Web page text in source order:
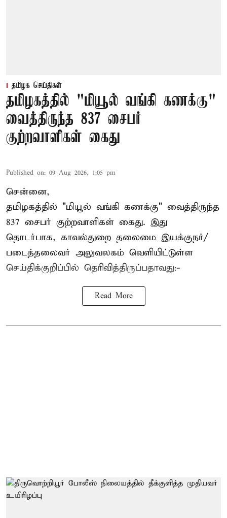
தமிழக செய்திகள்
தமிழகத்தில் "மியூல் வங்கி கணக்கு"
வைத்திருந்த 837 சைபர்
குற்றவாளிகள் கைது
Published on: 09 Aug 2026, 1:05 pm
சென்னை,
தமிழகத்தில் "மியூல் வங்கி கணக்கு" வைத்திருந்த
837 சைபர் குற்றவாளிகள் கைது. இது
தொடர்பாக, காவல்துறை தலைமை இயக்குநர்/
படைத்தலைவர் அலுவலகம் வெளியிட்டுள்ள
செய்திக்குறிப்பில் தெரிவித்திருப்பதாவது:-
Read More